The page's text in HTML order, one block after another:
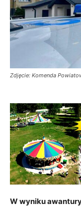
Zdjęcie: Komenda
W wyniku